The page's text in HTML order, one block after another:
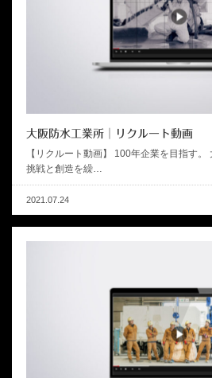
大阪防水工業所│リクルート動画
【リクルート動画】 100年企業を目指す。
挑戦と創造を繰…
2021.07.24